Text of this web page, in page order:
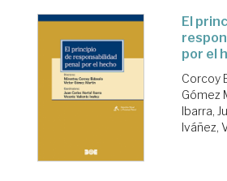
El
por el
Corcoy
Gómez
Ibarra,
Iváñez,